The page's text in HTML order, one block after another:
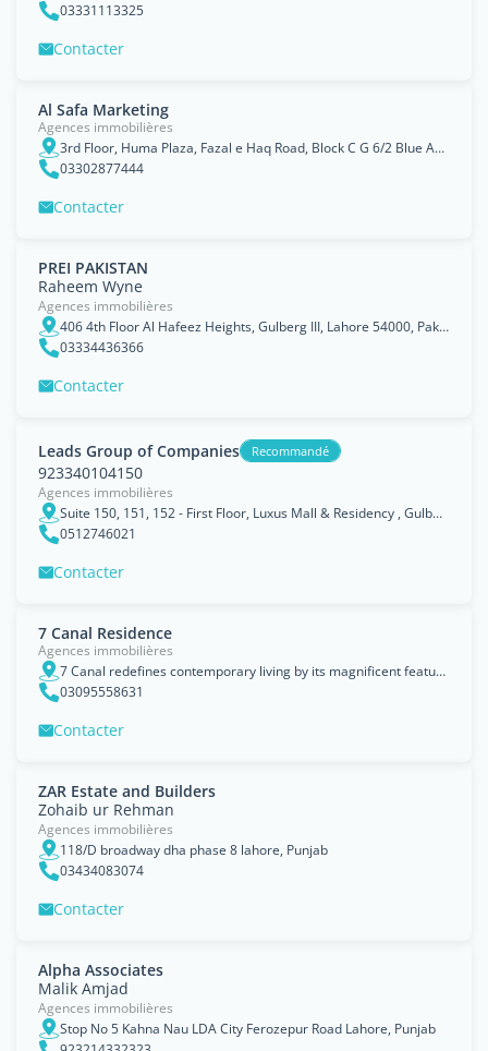
03331113325
Contacter
Al Safa Marketing
Agences immobilières
3rd Floor, Huma Plaza, Fazal e Haq Road, Block C G 6/2 Blue Area, Islamabad, Islāmābād
03302877444
Contacter
PREI PAKISTAN
Raheem Wyne
Agences immobilières
406 4th Floor Al Hafeez Heights, Gulberg III, Lahore 54000, Pakis, Punjab
03334436366
Contacter
Leads Group of Companies Recommandé
923340104150
Agences immobilières
Suite 150, 151, 152 - First Floor, Luxus Mall & Residency , Gulberg Greens, Islamabad, Pakistan, Islāmābād
0512746021
Contacter
7 Canal Residence
Agences immobilières
7 Canal redefines contemporary living by its magnificent features offering enhanced quality of life at an incomparable value. Staying true to our reputation of excellence we offer flawless harmony of, Lahore, Punjab
03095558631
Contacter
ZAR Estate and Builders
Zohaib ur Rehman
Agences immobilières
118/D broadway dha phase 8 lahore, Punjab
03434083074
Contacter
Alpha Associates
Malik Amjad
Agences immobilières
Stop No 5 Kahna Nau LDA City Ferozepur Road Lahore, Punjab